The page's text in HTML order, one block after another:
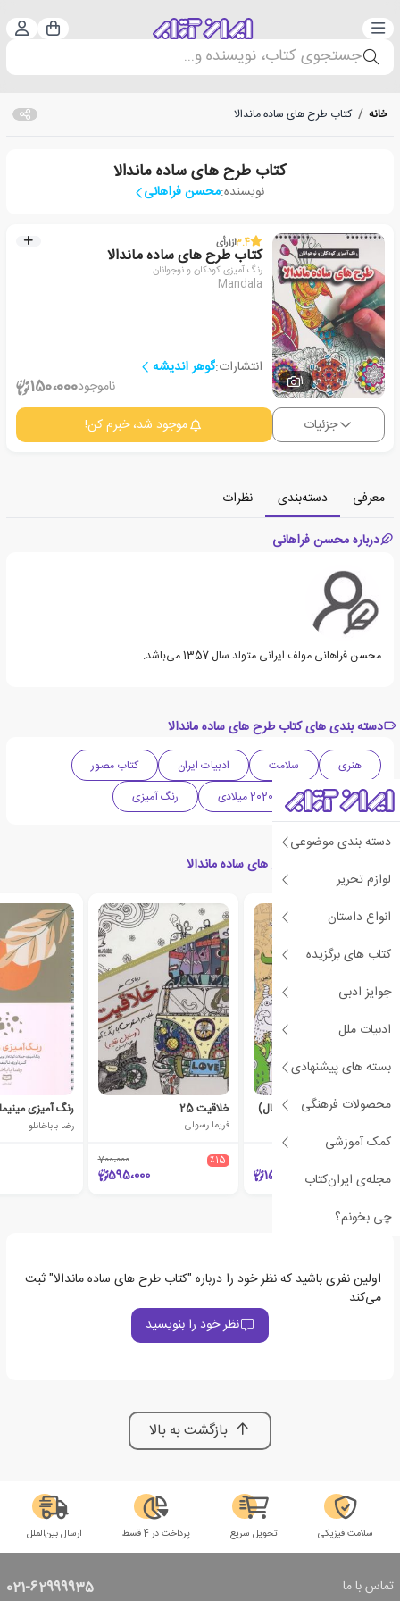
دسته‌بندی سبد
جستجوی کتاب، نویسنده و...
دسته بندی موضوعی
لوازم تحریر
انواع داستان
کتاب های برگزیده
جوایز ادبی
ادبیات ملل
بسته های پیشنهادی
محصولات فرهنگی
کمک آموزشی
مجله‌ی ایران‌کتاب
چی بخونم؟
خانه / کتاب طرح های ساده ماندالا
کتاب طرح های ساده ماندالا
نویسنده:محسن فراهانی
1
3.4از1رأی
کتاب طرح های ساده ماندالا
رنگ آمیزی کودکان و نوجوانان
Mandala
انتشارات:گوهر اندیشه
ناموجود150،000
جزئیات موجود شد، خبرم کن!
معرفی دسته‌بندی
نظرات
درباره محسن فراهانی
محسن فراهانی مولف ایرانی متولد سال 1357 می‌باشد.
دسته بندی های کتاب طرح های ساده ماندالا
هنری سلامت ادبیات ایران
کتاب مصور
نقاشی
دهه 2020 میلادی رنگ آمیزی
کتاب های مرتبط با طرح های ساده ماندالا
رنگارنگ (رنگ آمیزی بزرگسال)
150،000
خلاقیت 25
فریما رسولی
٪15 700،000
595،000
رنگ آمیزی
رضا باباخانلو
اولین نفری باشید که نظر خود را درباره "کتاب طرح های ساده ماندالا" ثبت
می‌کند
نظر خود را بنویسید
بازگشت به بالا
سلامت فیزیکی تحویل سریع پرداخت در 4 قسط ارسال بین‌الملل
تماس با ما 021-62999935